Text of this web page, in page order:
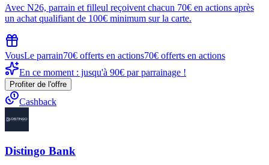
Avec N26, parrain et filleul reçoivent chacun 70€ en actions après
un achat qualifiant de 100€ minimum sur la carte.
VousLe parrain70€ offerts en actions70€ offerts en actions
En ce moment : jusqu'à 90€ par parrainage !
Profiter de l'offre
Cashback
Distingo Bank